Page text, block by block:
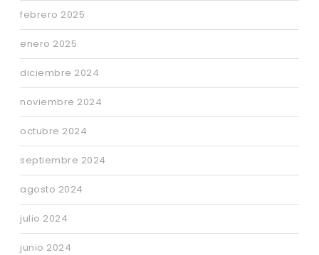
febrero 2025
enero 2025
diciembre 2024
noviembre 2024
octubre 2024
septiembre 2024
agosto 2024
julio 2024
junio 2024